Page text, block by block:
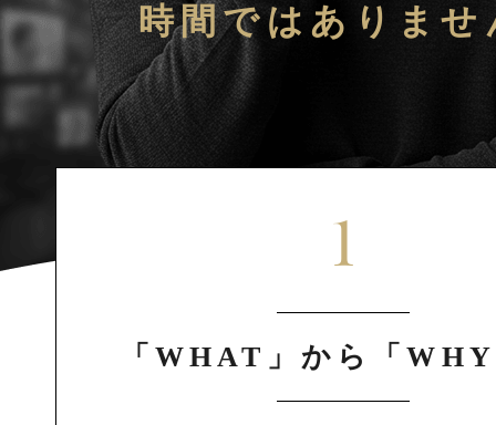
時間ではありませ
1
「WHAT」から「